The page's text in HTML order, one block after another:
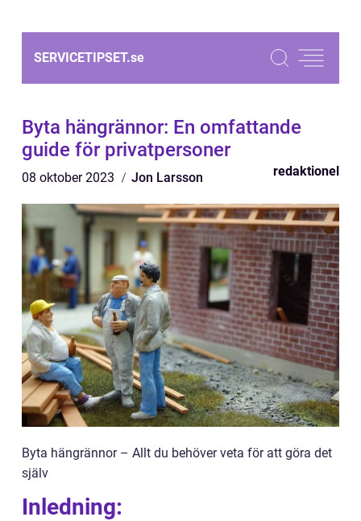
SERVICETIPSET.se
Byta hängrännor: En omfattande
guide för privatpersoner
08 oktober 2023 Jon Larsson redaktionel
Byta hängrännor – Allt du behöver veta för att göra det
själv
Inledning: